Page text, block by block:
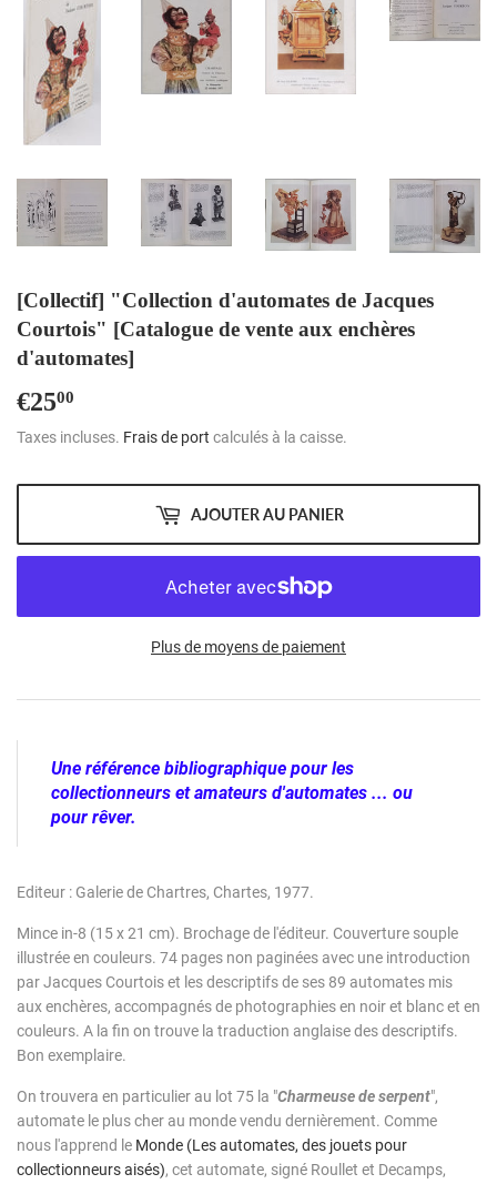
[Collectif] "Collection d'automates de Jacques
Courtois" [Catalogue de vente aux enchères
d'automates]
€2500
Taxes incluses. Frais de port calculés à la caisse.
AJOUTER AU PANIER
Plus de moyens de paiement
Une référence bibliographique pour les
collectionneurs et amateurs d'automates ... ou
pour rêver.
Editeur : Galerie de Chartres, Chartes, 1977.
Mince in-8 (15 x 21 cm). Brochage de l'éditeur. Couverture souple
illustrée en couleurs. 74 pages non paginées avec une introduction
par Jacques Courtois et les descriptifs de ses 89 automates mis
aux enchères, accompagnés de photographies en noir et blanc et en
couleurs. A la fin on trouve la traduction anglaise des descriptifs.
Bon exemplaire.
On trouvera en particulier au lot 75 la "Charmeuse de serpent",
automate le plus cher au monde vendu dernièrement. Comme
nous l'apprend le Monde (Les automates, des jouets pour
collectionneurs aisés), cet automate, signé Roullet et Decamps,